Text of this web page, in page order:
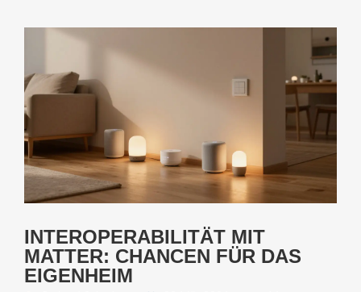
INTEROPERABILITÄT MIT
MATTER: CHANCEN FÜR DAS
EIGENHEIM